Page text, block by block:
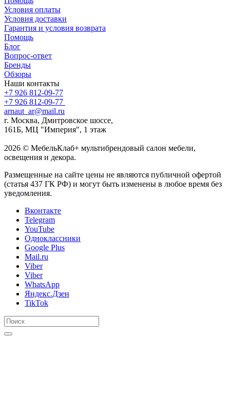
Условия оплаты
Условия доставки
Гарантия и условия возврата
Помощь
Блог
Вопрос-ответ
Бренды
Обзоры
Наши контакты
+7 926 812-09-77
+7 926 812-09-77
arnaut_ar@mail.ru
г. Москва, Дмитровское шоссе,
161Б, МЦ "Империя", 1 этаж
2026 © МебельКлаб+ мультибрендовый салон мебели,
освещения и декора.
Размещенные на сайте цены не являются публичной офертой
(статья 437 ГК РФ) и могут быть изменены в любое время без
уведомления.
Вконтакте
Telegram
YouTube
Одноклассники
Google Plus
Mail.ru
Viber
Viber
WhatsApp
Яндекс.Дзен
TikTok